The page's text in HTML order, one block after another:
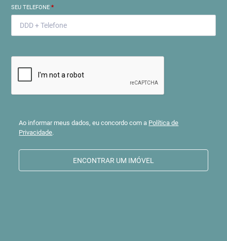
SEU TELEFONE*
Ao informar meus dados, eu concordo com a Política de
Privacidade.
ENCONTRAR UM IMÓVEL